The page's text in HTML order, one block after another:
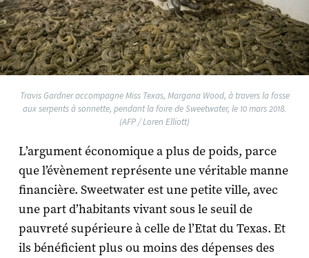
Travis Gardner accompagne Miss Texas, Margana Wood, à travers la fosse
aux serpents à sonnette, pendant la foire de Sweetwater, le 10 mars 2018.
(AFP / Loren Elliott)
L’argument économique a plus de poids, parce
que l’évènement représente une véritable manne
financière. Sweetwater est une petite ville, avec
une part d’habitants vivant sous le seuil de
pauvreté supérieure à celle de l’Etat du Texas. Et
ils bénéficient plus ou moins des dépenses des